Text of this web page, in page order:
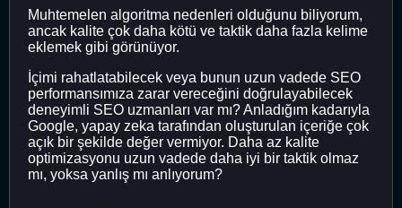
Muhtemelen algoritma nedenleri olduğunu biliyorum,
ancak kalite çok daha kötü ve taktik daha fazla kelime
eklemek gibi görünüyor.
İçimi rahatlatabilecek veya bunun uzun vadede SEO
performansımıza zarar vereceğini doğrulayabilecek
deneyimli SEO uzmanları var mı? Anladığım kadarıyla
Google, yapay zeka tarafından oluşturulan içeriğe çok
açık bir şekilde değer vermiyor. Daha az kalite
optimizasyonu uzun vadede daha iyi bir taktik olmaz
mı, yoksa yanlış mı anlıyorum?